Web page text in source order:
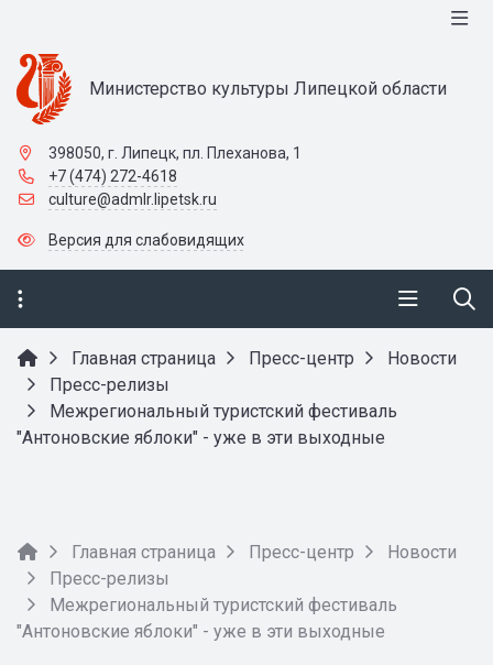
Министерство культуры Липецкой области
398050, г. Липецк, пл. Плеханова, 1
+7 (474) 272-4618
culture@admlr.lipetsk.ru
Версия для слабовидящих
Главная страница Пресс-центр
Новости
Пресс-релизы
Межрегиональный туристский фестиваль
"Антоновские яблоки" - уже в эти выходные
Главная страница Пресс-центр
Новости
Пресс-релизы
Межрегиональный туристский фестиваль
"Антоновские яблоки" - уже в эти выходные